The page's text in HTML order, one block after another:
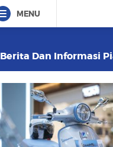
MENU
Berita Dan Informasi